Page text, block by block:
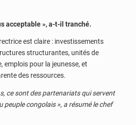
acceptable », a-t-il tranché.
est claire : investissements
structurantes, unités de
pour la jeunesse, et
des ressources.
ce sont des partenariats qui servent
peuple congolais », a résumé le chef